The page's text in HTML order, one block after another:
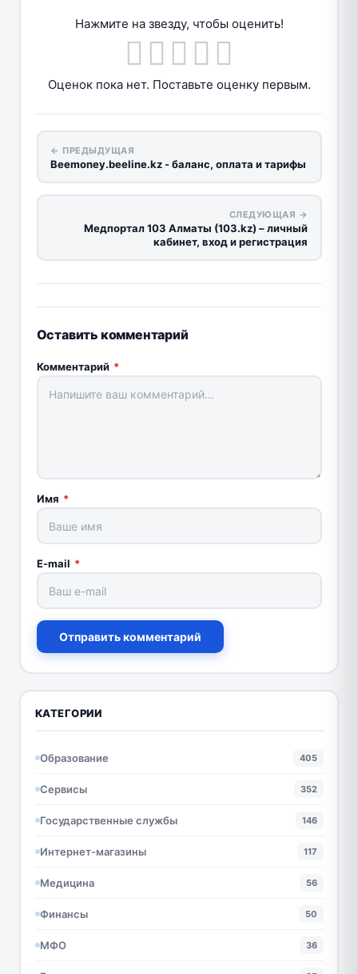
Нажмите на звезду, чтобы оценить!
Оценок пока нет. Поставьте оценку первым.
← ПРЕДЫДУЩАЯ
Beemoney.beeline.kz - баланс, оплата и тарифы
СЛЕДУЮЩАЯ →
Медпортал 103 Алматы (103.kz) – личный
кабинет, вход и регистрация
Оставить комментарий
Комментарий *
Имя *
E-mail *
Отправить комментарий
КАТЕГОРИИ
Образование 405
Сервисы 352
Государственные службы 146
Интернет-магазины 117
Медицина 56
Финансы 50
МФО 36